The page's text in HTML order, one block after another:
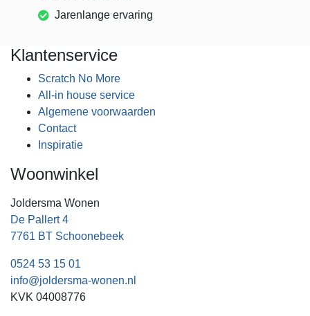
Jarenlange ervaring
Klantenservice
Scratch No More
All-in house service
Algemene voorwaarden
Contact
Inspiratie
Woonwinkel
Joldersma Wonen
De Pallert 4
7761 BT Schoonebeek
0524 53 15 01
info@joldersma-wonen.nl
KVK 04008776